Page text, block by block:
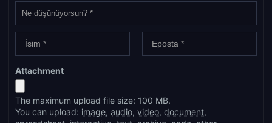
Attachment
The maximum upload file size: 100 MB.
You can upload: image, audio, video, document,